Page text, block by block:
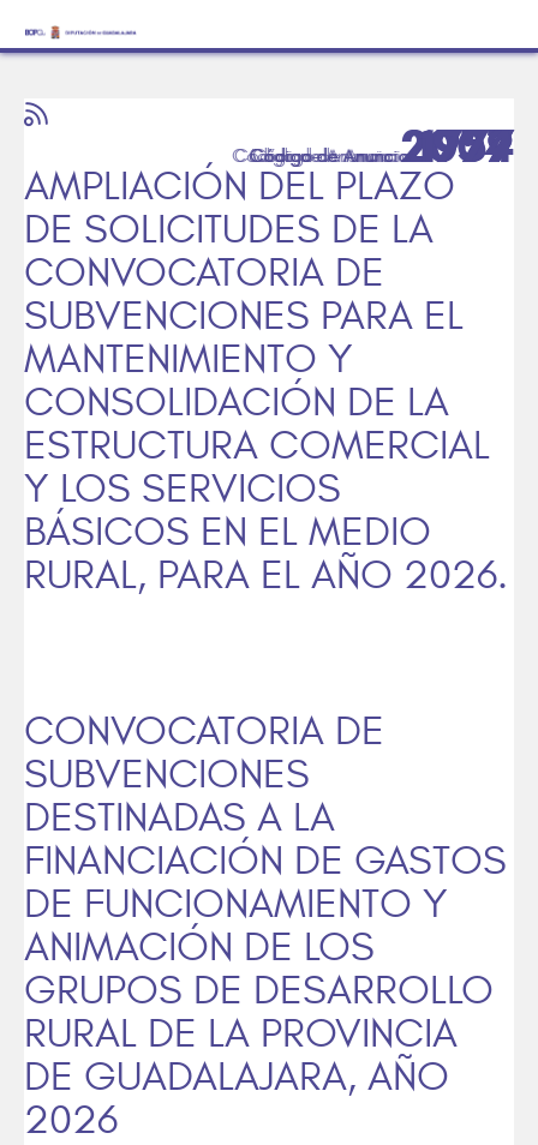
AMPLIACIÓN DEL PLAZO
DE SOLICITUDES DE LA
CONVOCATORIA DE
SUBVENCIONES PARA EL
MANTENIMIENTO Y
CONSOLIDACIÓN DE LA
ESTRUCTURA COMERCIAL
Y LOS SERVICIOS
BÁSICOS EN EL MEDIO
RURAL, PARA EL AÑO 2026.
2054
CONVOCATORIA DE
SUBVENCIONES
DESTINADAS A LA
FINANCIACIÓN DE GASTOS
DE FUNCIONAMIENTO Y
ANIMACIÓN DE LOS
GRUPOS DE DESARROLLO
RURAL DE LA PROVINCIA
DE GUADALAJARA, AÑO
2026
2009
1977
1957
1959
1774